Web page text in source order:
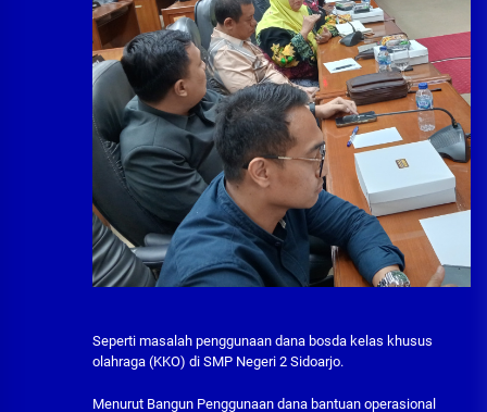
Seperti masalah penggunaan dana bosda kelas khusus
olahraga (KKO) di SMP Negeri 2 Sidoarjo.
Menurut Bangun Penggunaan dana bantuan operasional